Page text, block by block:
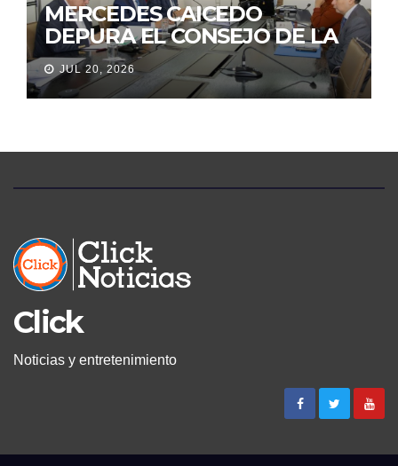
MERCEDES CAICEDO
DEPURA EL CONSEJO DE LA
JUDICATURA
JUL 20, 2026
Click
Noticias y entretenimiento